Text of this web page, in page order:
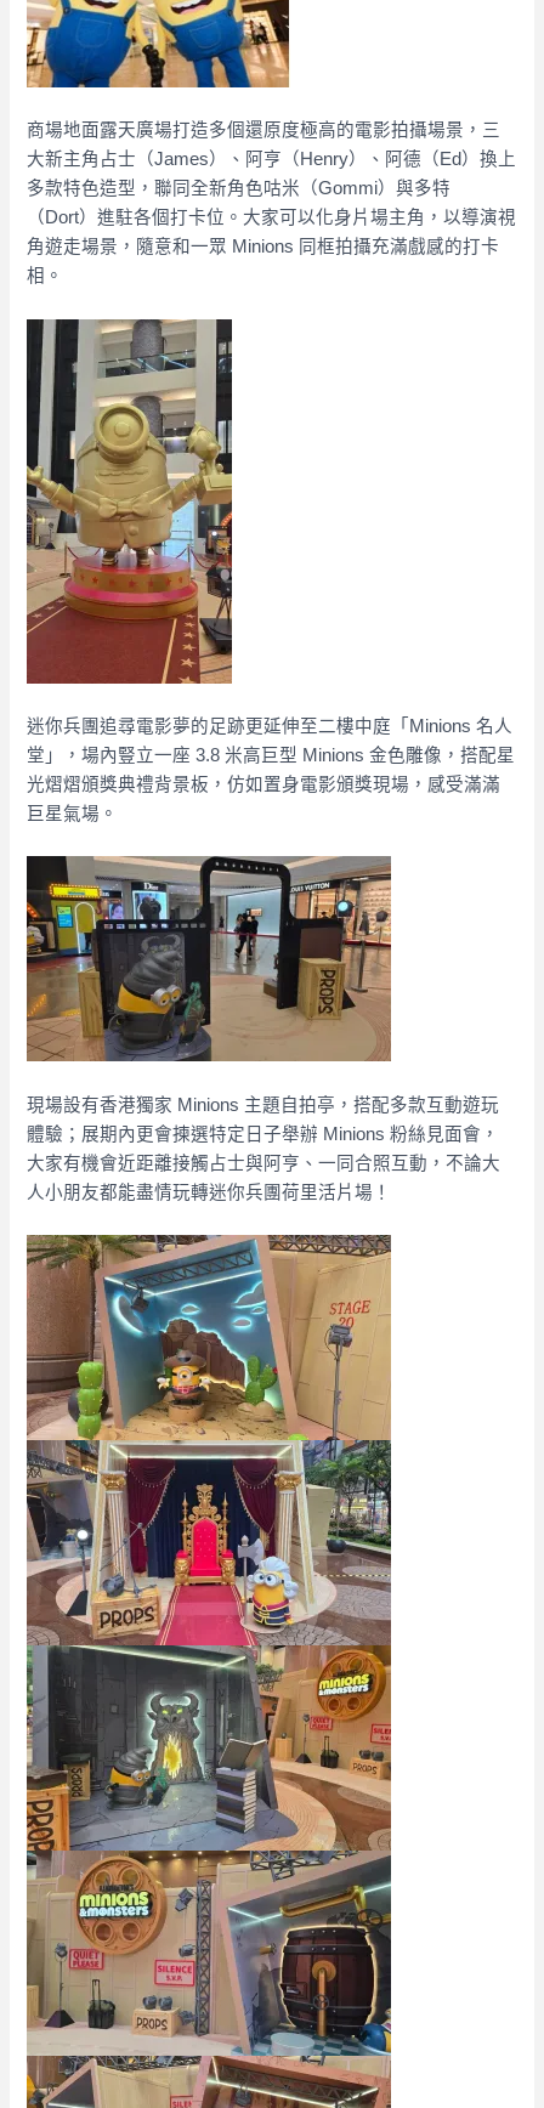
商場地面露天廣場打造多個還原度極高的電影拍攝場景，三
大新主角占士（James）、阿亨（Henry）、阿德（Ed）換上
多款特色造型，聯同全新角色咕米（Gommi）與多特
（Dort）進駐各個打卡位。大家可以化身片場主角，以導演視
角遊走場景，隨意和一眾 Minions 同框拍攝充滿戲感的打卡
相。
迷你兵團追尋電影夢的足跡更延伸至二樓中庭「Minions 名人
堂」，場內豎立一座 3.8 米高巨型 Minions 金色雕像，搭配星
光熠熠頒獎典禮背景板，仿如置身電影頒獎現場，感受滿滿
巨星氣場。
現場設有香港獨家 Minions 主題自拍亭，搭配多款互動遊玩
體驗；展期內更會揀選特定日子舉辦 Minions 粉絲見面會，
大家有機會近距離接觸占士與阿亨、一同合照互動，不論大
人小朋友都能盡情玩轉迷你兵團荷里活片場！